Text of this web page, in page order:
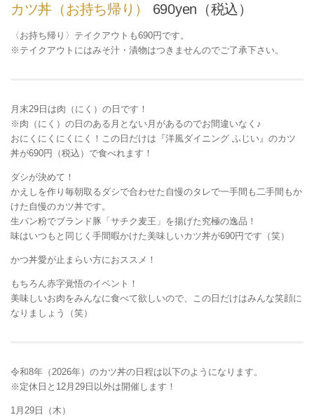
カツ丼（お持ち帰り） 690yen（税込）
〈お持ち帰り〉テイクアウトも690円です。
※テイクアウトにはみそ汁・漬物はつきませんのでご了承下さい。
月末29日は肉（にく）の日です！
※肉（にく）の日のある月とない月があるのでお間違いなく♪
おにくにくにくにく！この日だけは『洋風ダイニング ふじい』のカツ
丼が690円（税込）で食べれます！
ダシが決めて！
かえしを作り毎朝取るダシで合わせた自慢のタレで一手間も二手間もか
けた自慢のカツ丼です。
生パン粉でブランド豚「サチク麦王」を揚げた究極の逸品！
味はいつもと同じく手間暇かけた美味しいカツ丼が690円です（笑）
かつ丼愛が止まらい方におススメ！
もちろん赤字覚悟のイベント！
美味しいお肉をみんなに食べて欲しいので、この日だけはみんな笑顔に
なりましょう（笑）
令和8年（2026年）のカツ丼の日程は以下のようになります。
※定休日と12月29日以外は開催します！
1月29日（木）